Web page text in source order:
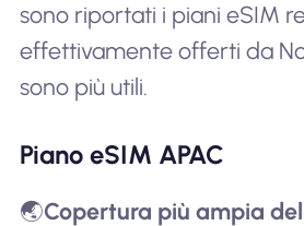
sono riportati i piani eSIM
effettivamente offerti da
sono più utili.
Piano eSIM APAC
🌏Copertura più ampia